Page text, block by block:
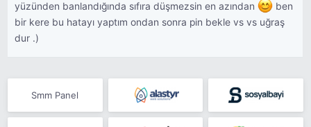
yüzünden banlandığında sıfıra düşmezsin en azından
ben
bir kere bu hatayı yaptım ondan sonra pin bekle vs vs uğraş
dur .)
Smm Panel